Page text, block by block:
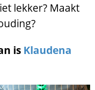
lekker? Maakt
is Klaudena